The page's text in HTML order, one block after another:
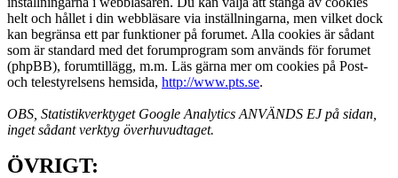
helt och hållet i din webbläsare via inställningarna, men vilket dock
kan begränsa ett par funktioner på forumet. Alla cookies är sådant
som är standard med det forumprogram som används för forumet
(phpBB), forumtillägg, m.m. Läs gärna mer om cookies på Post-
och telestyrelsens hemsida, http://www.pts.se.
OBS, Statistikverktyget Google Analytics ANVÄNDS EJ på sidan,
inget sådant verktyg överhuvudtaget.
ÖVRIGT: